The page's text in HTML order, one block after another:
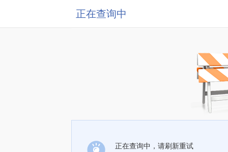
正在查询中
正在查询中，请刷新重试